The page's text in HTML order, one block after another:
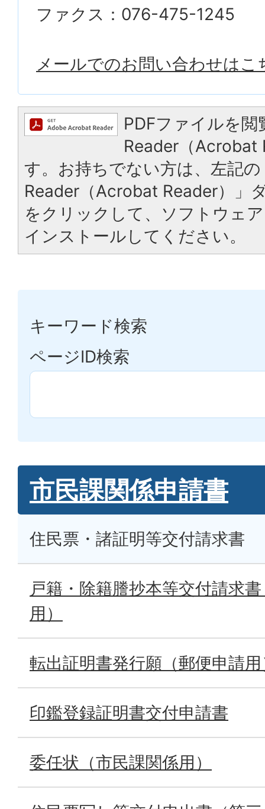
ファクス：076-475-1245
メールでのお問い合わせはこ
PDFファイルを
Reader（Acrobat
す。お持ちでない方は、左記
Reader（Acrobat Reader）」
をクリックして、ソフトウェ
インストールしてください。
キーワード検索
ページID検索
市民課関係申請書
住民票・諸証明等交付請求書
戸籍・除籍謄抄本等交付請求
用）
転出証明書発行願（郵便申請
印鑑登録証明書交付申請書
委任状（市民課関係用）